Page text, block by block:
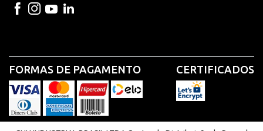
FORMAS DE PAGAMENTO CERTIFICADOS